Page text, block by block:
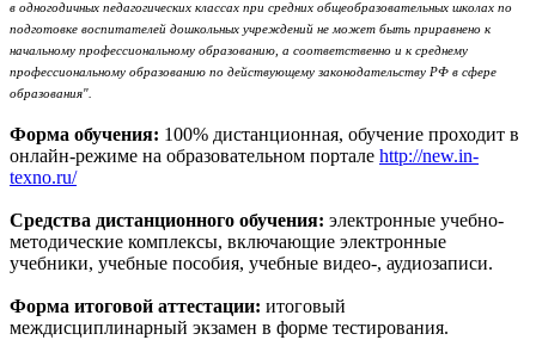
в одногодичных педагогических классах при средних общеобразовательных школах по
подготовке воспитателей дошкольных учреждений не может быть приравнено к
начальному профессиональному образованию, а соответственно и к среднему
профессиональному образованию по действующему законодательству РФ в сфере
образования".
Форма обучения: 100% дистанционная, обучение проходит в
онлайн-режиме на образовательном портале http://new.in-
texno.ru/
Средства дистанционного обучения: электронные учебно-
методические комплексы, включающие электронные
учебники, учебные пособия, учебные видео-, аудиозаписи.
Форма итоговой аттестации: итоговый
междисциплинарный экзамен в форме тестирования.